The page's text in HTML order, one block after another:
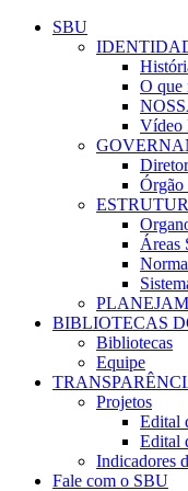
Conteúdo principal
SBU
O que
Vídeo
Órgão
Áreas
BIBLIOTECAS
Bibliotecas
Equipe
Projetos
Edital
Edital
Indicadores
Fale com o SBU